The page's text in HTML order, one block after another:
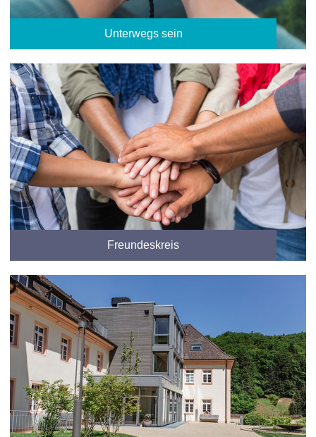
Unterwegs sein
Freundeskreis